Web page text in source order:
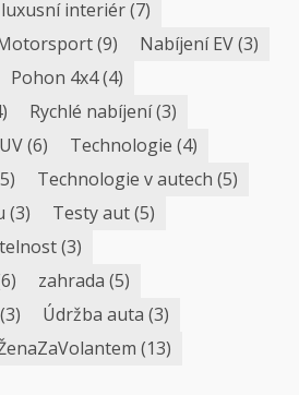
luxusní interiér(7)
(9) Nabíjení EV(3)
Pohon 4x4(4)
Rychlé nabíjení(3)
(6) Technologie (4)
Technologie v autech (5)
(3) Testy aut(5)
(3)
zahrada (5)
(3) Údržba auta (3)
(13)